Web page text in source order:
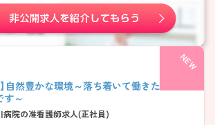
自然豊かな環境～落ち着いて働きたい方に
す～
病院の准看護師求人(正社員)